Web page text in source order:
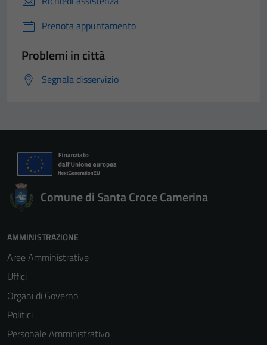
Prenota appuntamento
Problemi in città
Segnala disservizio
Comune di Santa Croce Camerina
AMMINISTRAZIONE
Aree Amministrative
Uffici
Organi di Governo
Politici
Personale Amministrativo